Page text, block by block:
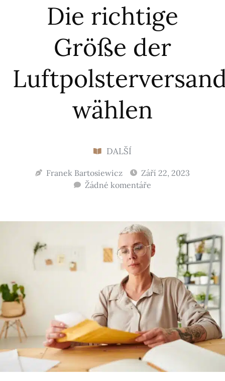
Die richtige
Größe der
wählen
DALŠÍ
Franek Bartosiewicz
Září 22, 2023
Žádné komentáře